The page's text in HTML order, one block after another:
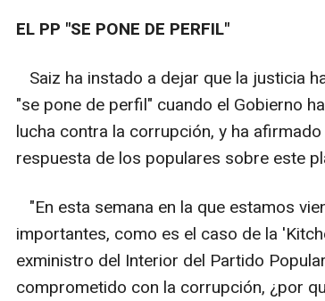
EL PP "SE PONE DE PERFIL"
Saiz ha instado a dejar que la justicia
"se pone de perfil" cuando el Gobierno
lucha contra la corrupción, y ha
respuesta de los populares sobre este
"En esta semana en la que estamos
importantes, como es el caso de la
exministro del Interior del Partido
comprometido con la corrupción, ¿por